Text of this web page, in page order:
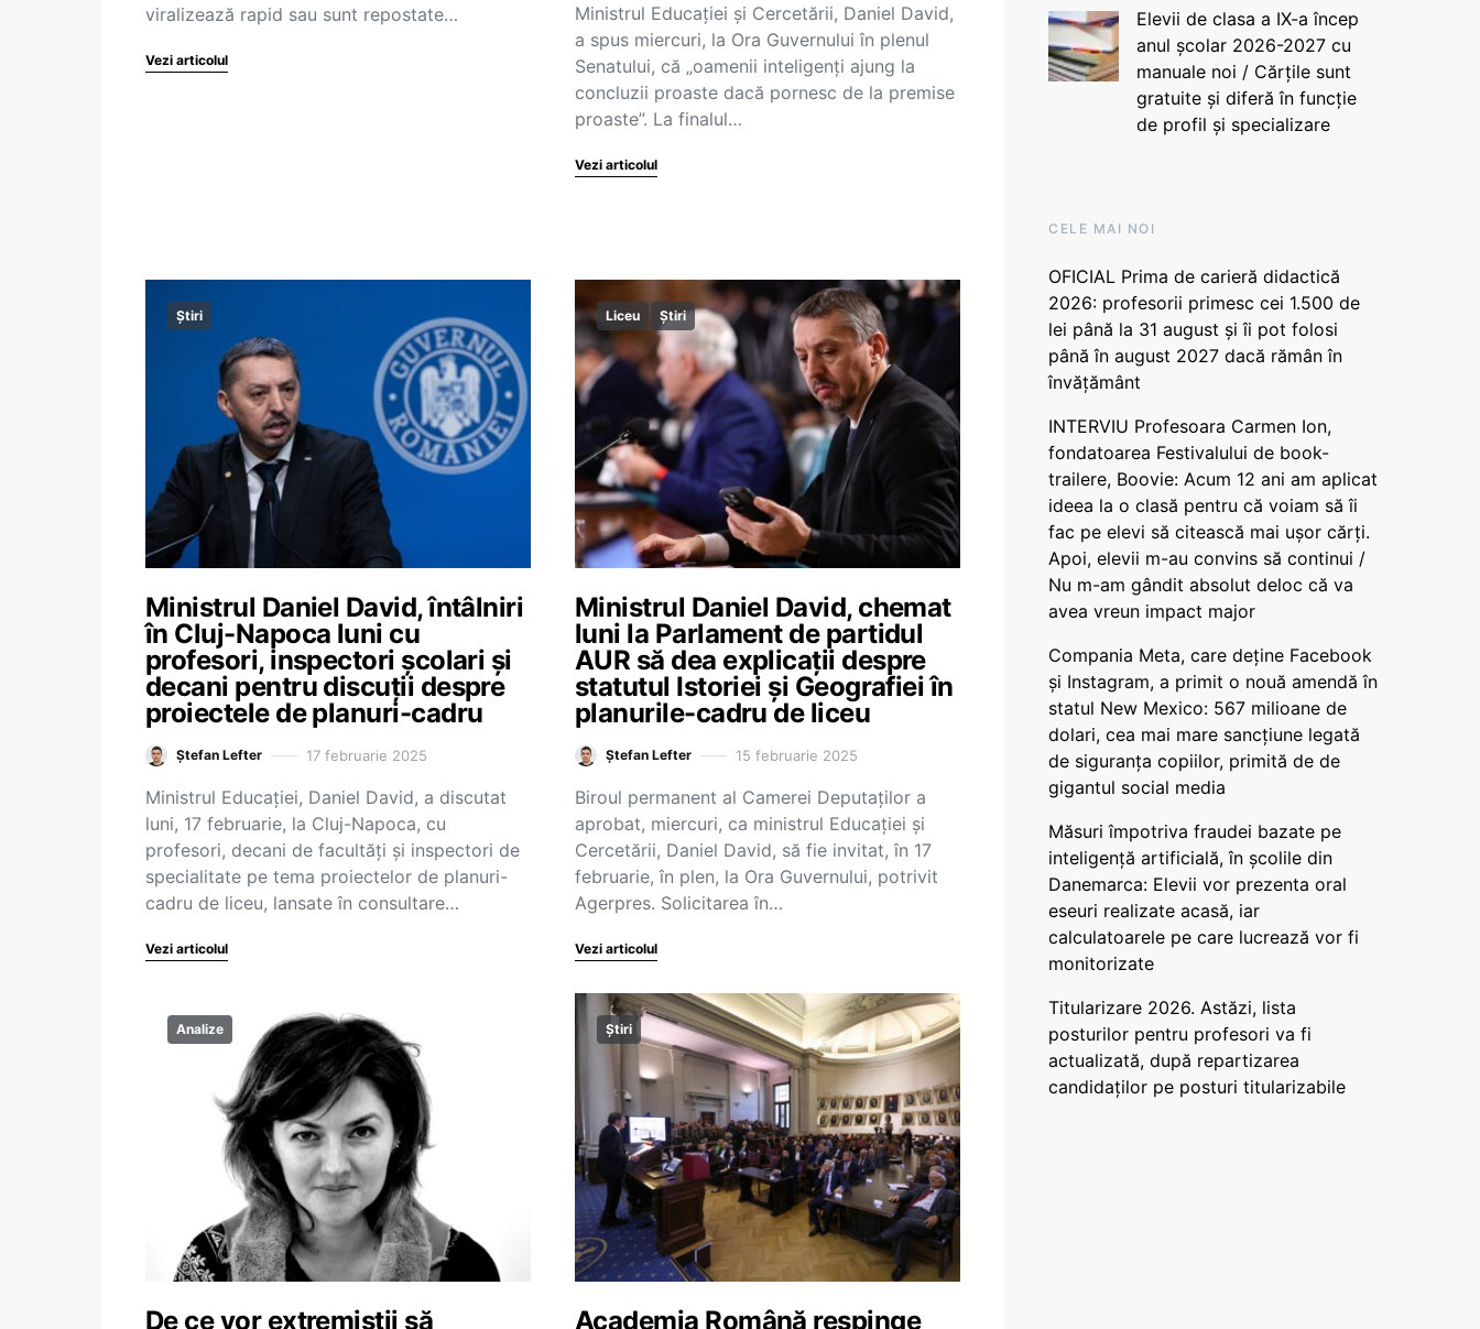
viralizează rapid sau sunt repostate…
Vezi articolul
Ministrul Educației și Cercetării, Daniel David,
a spus miercuri, la Ora Guvernului în plenul
Senatului, că „oamenii inteligenți ajung la
concluzii proaste dacă pornesc de la premise
proaste”. La finalul…
Vezi articolul
Știri
Ministrul Daniel David, întâlniri
în Cluj-Napoca luni cu
profesori, inspectori școlari și
decani pentru discuții despre
proiectele de planuri-cadru
Ștefan Lefter 17 februarie 2025
Ministrul Educației, Daniel David, a discutat
luni, 17 februarie, la Cluj-Napoca, cu
profesori, decani de facultăți și inspectori de
specialitate pe tema proiectelor de planuri-
cadru de liceu, lansate în consultare…
Vezi articolul
Liceu Știri
Ministrul Daniel David, chemat
luni la Parlament de partidul
AUR să dea explicații despre
statutul Istoriei și Geografiei în
planurile-cadru de liceu
Ștefan Lefter 15 februarie 2025
Biroul permanent al Camerei Deputaților a
aprobat, miercuri, ca ministrul Educației și
Cercetării, Daniel David, să fie invitat, în 17
februarie, în plen, la Ora Guvernului, potrivit
Agerpres. Solicitarea în…
Vezi articolul
Analize
De ce vor extremiștii să
Știri
Academia Română respinge
Elevii de clasa a IX-a încep
anul școlar 2026-2027 cu
manuale noi / Cărțile sunt
gratuite și diferă în funcție
de profil și specializare
CELE MAI NOI
OFICIAL Prima de carieră didactică
2026: profesorii primesc cei 1.500 de
lei până la 31 august și îi pot folosi
până în august 2027 dacă rămân în
învățământ
INTERVIU Profesoara Carmen Ion,
fondatoarea Festivalului de book-
trailere, Boovie: Acum 12 ani am aplicat
ideea la o clasă pentru că voiam să îi
fac pe elevi să citească mai ușor cărți.
Apoi, elevii m-au convins să continui /
Nu m-am gândit absolut deloc că va
avea vreun impact major
Compania Meta, care deține Facebook
și Instagram, a primit o nouă amendă în
statul New Mexico: 567 milioane de
dolari, cea mai mare sancțiune legată
de siguranța copiilor, primită de de
gigantul social media
Măsuri împotriva fraudei bazate pe
inteligență artificială, în școlile din
Danemarca: Elevii vor prezenta oral
eseuri realizate acasă, iar
calculatoarele pe care lucrează vor fi
monitorizate
Titularizare 2026. Astăzi, lista
posturilor pentru profesori va fi
actualizată, după repartizarea
candidaților pe posturi titularizabile